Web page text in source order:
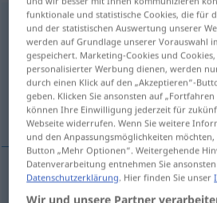
Grasbüscheln
Übersicht aller
(Für mehr Details die Übersetzung
tuft of grass, hassock,
tuftof grass Grasbüschel
funktionale und statistische Cookies, die für
und der statistischen Auswertung unserer
werden auf Grundlage unserer Vorauswahl
gespeichert. Marketing-Cookies und
personalisierter Werbung dienen, werden
durch einen Klick auf den „Akzeptieren“-
geben. Klicken Sie ansonsten auf
können Ihre Einwilligung jederzeit für
Webseite widerrufen. Wenn Sie weitere
und den Anpassungsmöglichkeiten
Button „Mehr Optionen“. Weitergehende
Datenverarbeitung entnehmen Sie
Datenschutzerklärung. Hier finden Sie unser
Wir und unsere Partner